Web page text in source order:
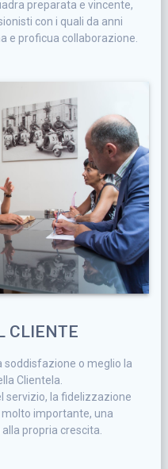
preparata e vincente,
con i quali da anni
e proficua collaborazione.
CLIENTE
soddisfazione o meglio la
Clientela.
servizio, la fidelizzazione
importante, una
propria crescita.